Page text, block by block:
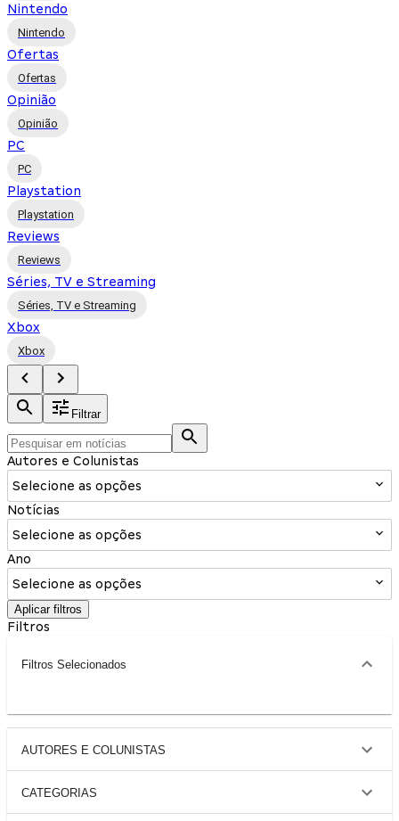
Nintendo
Nintendo
Ofertas
Ofertas
Opinião
Opinião
PC
PC
Playstation
Playstation
Reviews
Reviews
Séries, TV e Streaming
Séries, TV e Streaming
Xbox
Xbox
Filtrar
Autores e Colunistas
Selecione as opções
Notícias
Selecione as opções
Ano
Selecione as opções
Aplicar filtros
Filtros
Filtros Selecionados
AUTORES E COLUNISTAS
CATEGORIAS